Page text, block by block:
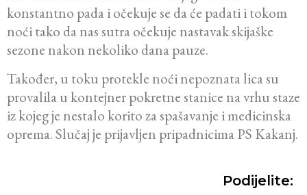
konstantno pada i očekuje se da će padati i tokom
noći tako da nas sutra očekuje nastavak skijaške
sezone nakon nekoliko dana pauze.
Također, u toku protekle noći nepoznata lica su
provalila u kontejner pokretne stanice na vrhu staze
iz kojeg je nestalo korito za spašavanje i medicinska
oprema. Slučaj je prijavljen pripadnicima PS Kakanj.
Podijelite: